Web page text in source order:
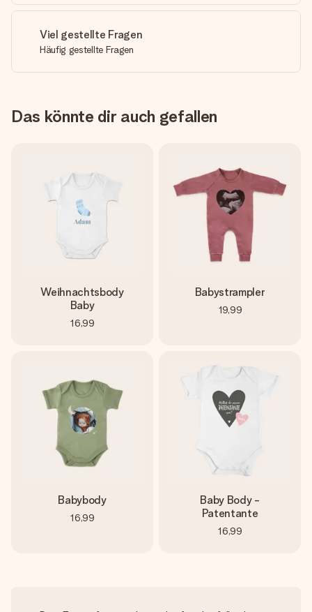
Viel gestellte Fragen
Häufig gestellte Fragen
Das könnte dir auch gefallen
Weihnachtsbody
Baby
16,99
Babystrampler
19,99
Babybody
16,99
Baby Body -
Patentante
16,99